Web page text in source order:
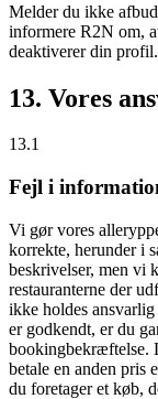
Melder du ikke
informere R2N om,
deaktiverer din profil.
13. Vores
13.1
Fejl i
Vi gør vores
korrekte, herunder i
beskrivelser, men vi
restauranterne der
ikke holdes
er godkendt, er du
bookingbekræftelse.
betale en anden pris
du foretager et køb,